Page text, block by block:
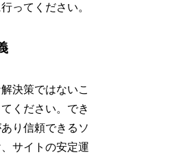
ってください。
決策ではないこ
ください。でき
り信頼できるソ
サイトの安定運